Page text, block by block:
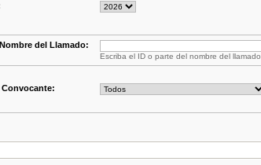
del Llamado:
Escriba el ID o parte del nombre del llamado